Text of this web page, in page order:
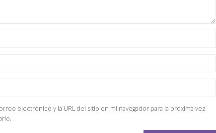
electrónico y la URL del sitio en mi navegador para la próxima vez